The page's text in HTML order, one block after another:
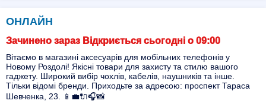
ОНЛАЙН
Зачинено зараз Відкриється сьогодні о 09:00
Вітаємо в магазині аксесуарів для мобільних телефонів у
Новому Роздолі! Якісні товари для захисту та стилю вашого
гаджету. Широкий вибір чохлів, кабелів, наушників та інше.
Тільки відомі бренди. Приходьте за адресою: проспект Тараса
Шевченка, 23. 📱💼🔌🎧📸